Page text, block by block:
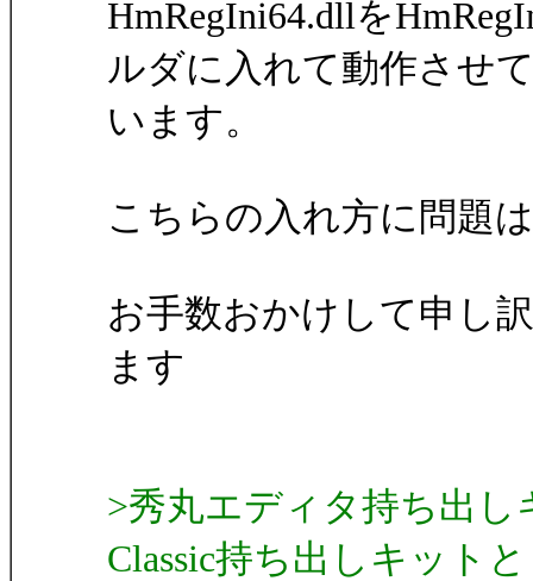
HmRegIni64.dllを
ルダに入れて動作させ
います。
こちらの入れ方に問題
お手数おかけして申し
ます
>秀丸エディタ持ち出
Classic持ち出しキット